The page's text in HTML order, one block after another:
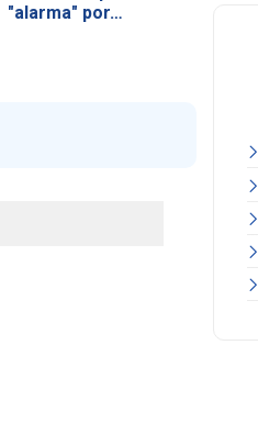
"alarma" por…